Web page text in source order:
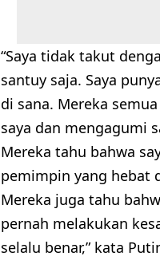
“Saya tidak takut
santuy saja. Saya
di sana. Mereka
saya dan mengagumi
Mereka tahu bahwa
pemimpin yang hebat
Mereka juga tahu
pernah melakukan
selalu benar,” kata